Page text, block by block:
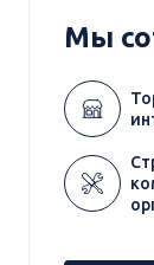
Мы